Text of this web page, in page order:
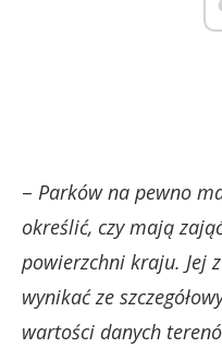
– Parków na pewno
określić, czy mają
powierzchni kraju. Jej
wynikać ze
wartości danych